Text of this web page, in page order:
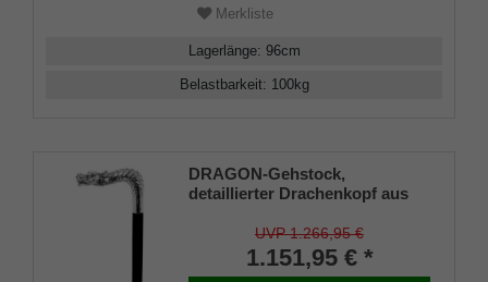
Merkliste
Lagerlänge: 96cm
Belastbarkeit: 100kg
DRAGON-Gehstock,
detaillierter Drachenkopf aus
einen Stock aus feinem
Makassar-Ebenholz,
PERFEKTER Gummipuffer
UVP 1.266,95 €
1.151,95 € *